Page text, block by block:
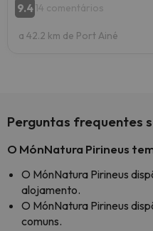
9.414 comentários
a 42.2 km de Port Ainé
Perguntas frequentes
O MónNatura Pirineus
O MónNatura Pirineus
alojamento.
O MónNatura Pirineus
comuns.